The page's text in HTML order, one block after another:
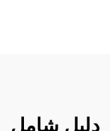
دليل شامل